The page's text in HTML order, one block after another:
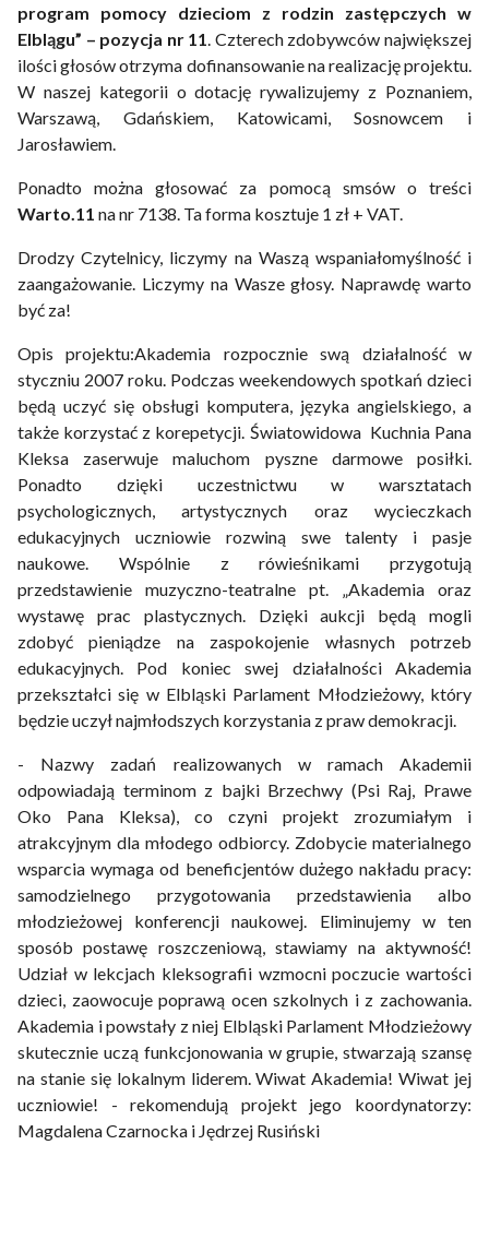
program pomocy dzieciom z rodzin zastępczych w
Elblągu” – pozycja nr 11. Czterech zdobywców największej
ilości głosów otrzyma dofinansowanie na realizację projektu.
W naszej kategorii o dotację rywalizujemy z Poznaniem,
Warszawą, Gdańskiem, Katowicami, Sosnowcem i
Jarosławiem.
Ponadto można głosować za pomocą smsów o treści
Warto.11 na nr 7138. Ta forma kosztuje 1 zł + VAT.
Drodzy Czytelnicy, liczymy na Waszą wspaniałomyślność i
zaangażowanie. Liczymy na Wasze głosy. Naprawdę warto
być za!
Opis projektu:Akademia rozpocznie swą działalność w
styczniu 2007 roku. Podczas weekendowych spotkań dzieci
będą uczyć się obsługi komputera, języka angielskiego, a
także korzystać z korepetycji. Światowidowa Kuchnia Pana
Kleksa zaserwuje maluchom pyszne darmowe posiłki.
Ponadto dzięki uczestnictwu w warsztatach
psychologicznych, artystycznych oraz wycieczkach
edukacyjnych uczniowie rozwiną swe talenty i pasje
naukowe. Wspólnie z rówieśnikami przygotują
przedstawienie muzyczno-teatralne pt. „Akademia oraz
wystawę prac plastycznych. Dzięki aukcji będą mogli
zdobyć pieniądze na zaspokojenie własnych potrzeb
edukacyjnych. Pod koniec swej działalności Akademia
przekształci się w Elbląski Parlament Młodzieżowy, który
będzie uczył najmłodszych korzystania z praw demokracji.
- Nazwy zadań realizowanych w ramach Akademii
odpowiadają terminom z bajki Brzechwy (Psi Raj, Prawe
Oko Pana Kleksa), co czyni projekt zrozumiałym i
atrakcyjnym dla młodego odbiorcy. Zdobycie materialnego
wsparcia wymaga od beneficjentów dużego nakładu pracy:
samodzielnego przygotowania przedstawienia albo
młodzieżowej konferencji naukowej. Eliminujemy w ten
sposób postawę roszczeniową, stawiamy na aktywność!
Udział w lekcjach kleksografii wzmocni poczucie wartości
dzieci, zaowocuje poprawą ocen szkolnych i z zachowania.
Akademia i powstały z niej Elbląski Parlament Młodzieżowy
skutecznie uczą funkcjonowania w grupie, stwarzają szansę
na stanie się lokalnym liderem. Wiwat Akademia! Wiwat jej
uczniowie! - rekomendują projekt jego koordynatorzy:
Magdalena Czarnocka i Jędrzej Rusiński